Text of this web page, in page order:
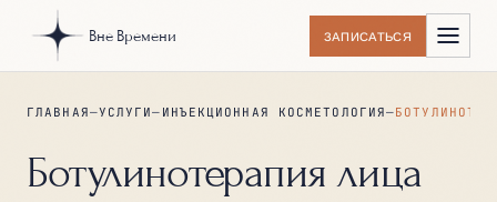
Вне Времени ЗАПИСАТЬСЯ
ГЛАВНАЯ—УСЛУГИ— ИНЪЕКЦИОННАЯ КОСМЕТОЛОГИЯ—
Ботулинотерапия лица